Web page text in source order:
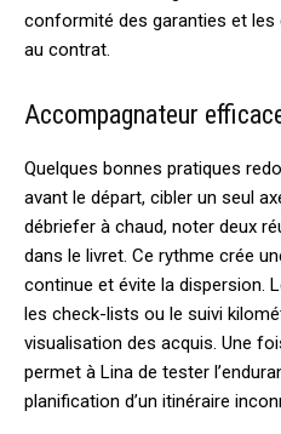
conformité des garanties et les
au contrat.
Accompagnateur
Quelques bonnes pratiques
avant le départ, cibler un seul
débriefer à chaud, noter deux
dans le livret. Ce rythme crée
continue et évite la dispersion.
les check-lists ou le suivi
visualisation des acquis. Une
permet à Lina de tester
planification d’un itinéraire